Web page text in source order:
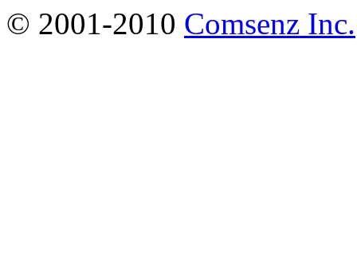
© 2001-2010 Comsenz Inc.